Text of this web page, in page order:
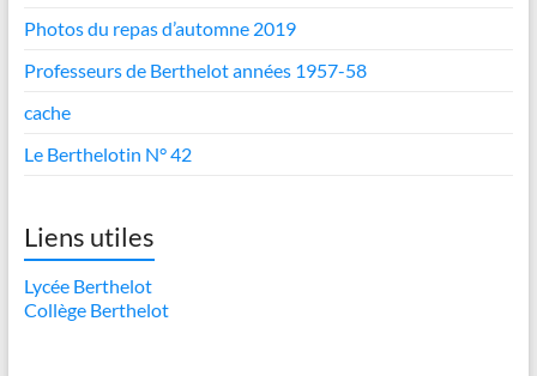
Photos du repas d’automne 2019
Professeurs de Berthelot années 1957-58
cache
Le Berthelotin N° 42
Liens utiles
Lycée Berthelot
Collège Berthelot